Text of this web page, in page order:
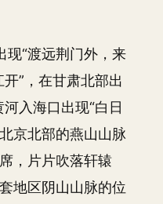
现“渡远荆门外，来
”，在甘肃北部出
入海口出现“白日
京北部的燕山山脉
，片片吹落轩辕
地区阴山山脉的位